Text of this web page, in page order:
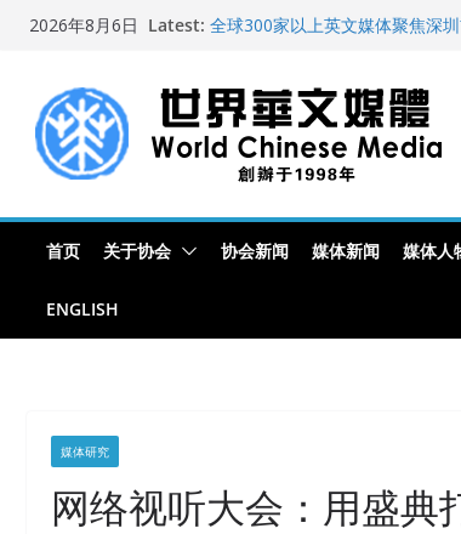
Skip
content
2026年8月6日 Latest: 全球300家以上英文媒体聚焦深
从一杯沉香叶茶到一缕海南天香
文化考察纪行
全球新闻业正面临“代际脱钩”
纽约州拟率先立法规范AI“隐形
首页 关于协会 协会新闻 媒体新闻 媒体人
ENGLISH
媒体研究
网络视听大会：用盛典